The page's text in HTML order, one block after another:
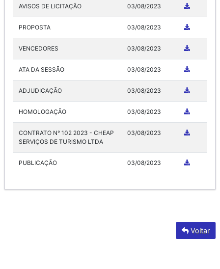
AVISOS DE LICITAÇÃO 03/08/2023
PROPOSTA 03/08/2023
VENCEDORES 03/08/2023
ATA DA SESSÃO 03/08/2023
ADJUDICAÇÃO 03/08/2023
HOMOLOGAÇÃO 03/08/2023
CONTRATO N° 102 2023 - CHEAP
SERVIÇOS DE TURISMO LTDA
03/08/2023
PUBLICAÇÃO 03/08/2023
Voltar